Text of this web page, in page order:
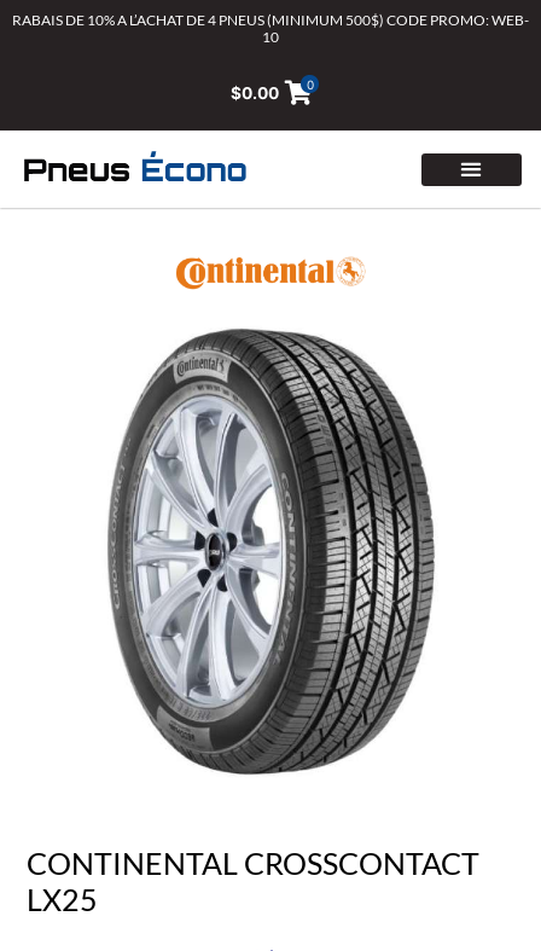
AllerRABAIS DE 10% A L’ACHAT DE 4 PNEUS (MINIMUM 500$) CODE PROMO: WEB-
10
$0.00 0
CONTINENTAL CROSSCONTACT
LX25